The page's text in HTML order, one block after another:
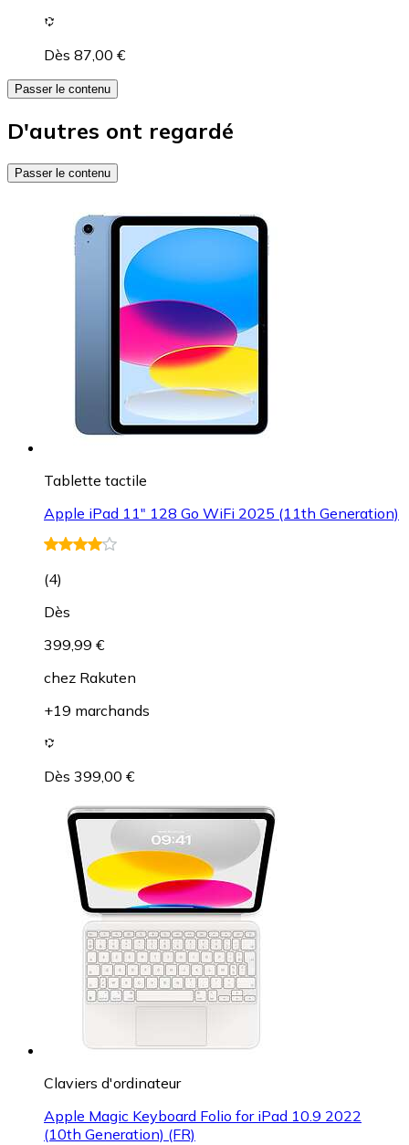
Dès 87,00 €
Passer le contenu
D'autres ont regardé
Passer le contenu
Tablette tactile
Apple iPad 11" 128 Go WiFi 2025 (11th Generation)
(4)
Dès
399,99 €
chez Rakuten
+19 marchands
Dès 399,00 €
Claviers d'ordinateur
Apple Magic Keyboard Folio for iPad 10.9 2022
(10th Generation) (FR)